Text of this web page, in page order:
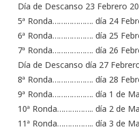
Día de Descanso 23 Febrero
5ª Ronda………………. día 24
6ª Ronda………………. día 25
7ª Ronda………………. día 26
Día de Descanso día 27
8ª Ronda………………. día 28
9ª Ronda………………. día 1 de
10ª Ronda…………….. día 2 de
11ª Ronda…………….. día 3 de